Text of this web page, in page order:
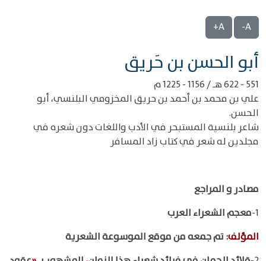
A-
A+
‌‌أبو الحسن بن حَريق
551 - 622 هـ / 1156 - 1225 م
علي بن محمد بن أحمد بن حريق المخزومي البلنسي، أبو
الحسن.
شاعر بلنسية المستبحر في الأدب واللغات دون شعره في
مجلدين له شعر في كتاب زاد المسافر
مصادر و المراجع
1- معجم الشعراء العرب
المؤلف:تم جمعه من موقع الموسوعة الشعرية